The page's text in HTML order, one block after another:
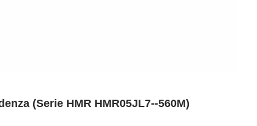
(Serie HMR HMR05JL7--560M)